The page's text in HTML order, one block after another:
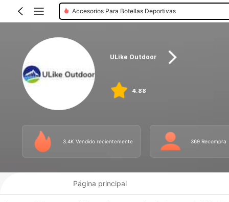
Accesorios Para Botellas Deportivas
ULike Outdoor
4.88
3.4K Vendido recientemente 369 Recompra
Página principal